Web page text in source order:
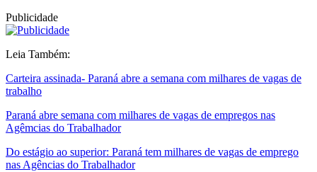
Publicidade
Leia Também:
Carteira assinada- Paraná abre a semana com milhares de vagas de
trabalho
Paraná abre semana com milhares de vagas de empregos nas
Agêmcias do Trabalhador
Do estágio ao superior: Paraná tem milhares de vagas de emprego
nas Agências do Trabalhador